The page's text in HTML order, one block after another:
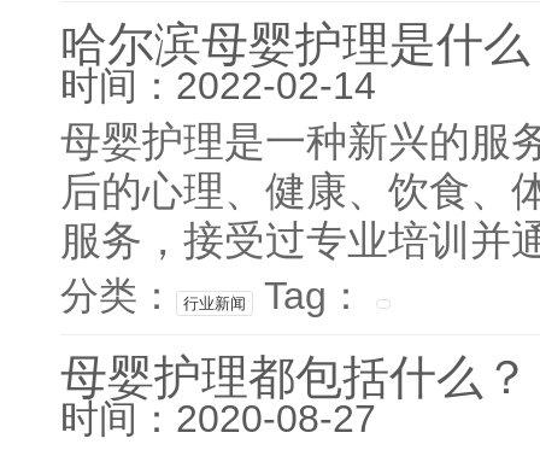
哈尔滨母婴护理是什
时间：2022-02-14
母婴护理是一种新兴的服
后的心理、健康、饮食、
服务，接受过专业培训并
分类： 行业新闻 Tag：
母婴护理都包括什么？
时间：2020-08-27